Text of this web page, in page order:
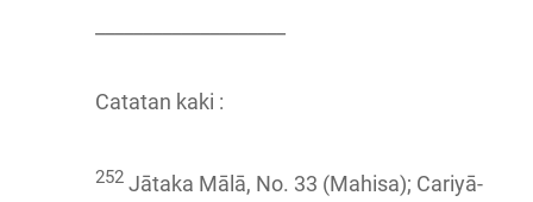
Catatan kaki :
252 Jātaka Mālā, No. 33 (Mahisa); Cariyā-